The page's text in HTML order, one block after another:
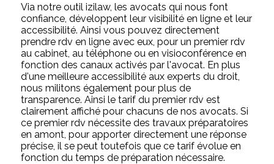
Via notre outil izilaw, les avocats qui nous font
confiance, développent leur visibilité en ligne et leur
accessibilité. Ainsi vous pouvez directement
prendre rdv en ligne avec eux, pour un premier rdv
au cabinet, au téléphone ou en visioconférence en
fonction des canaux activés par l'avocat. En plus
d'une meilleure accessibilité aux experts du droit,
nous militons également pour plus de
transparence. Ainsi le tarif du premier rdv est
clairement affiché pour chacuns de nos avocats. Si
ce premier rdv nécessite des travaux préparatoires
en amont, pour apporter directement une réponse
précise, il se peut toutefois que ce tarif évolue en
fonction du temps de préparation nécessaire.